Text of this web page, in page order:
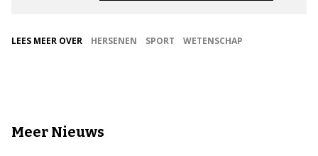
LEES MEER OVER HERSENEN SPORT WETENSCHAP
Meer Nieuws